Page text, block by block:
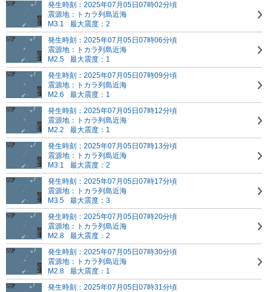
発生時刻：2025年07月05日07時02分頃
震源地：トカラ列島近海
M3.1
最大震度：2
発生時刻：2025年07月05日07時06分頃
震源地：トカラ列島近海
M2.5
最大震度：1
発生時刻：2025年07月05日07時09分頃
震源地：トカラ列島近海
M2.6
最大震度：1
発生時刻：2025年07月05日07時12分頃
震源地：トカラ列島近海
M2.2
最大震度：1
発生時刻：2025年07月05日07時13分頃
震源地：トカラ列島近海
M3.1
最大震度：2
発生時刻：2025年07月05日07時17分頃
震源地：トカラ列島近海
M3.5
最大震度：3
発生時刻：2025年07月05日07時20分頃
震源地：トカラ列島近海
M2.8
最大震度：2
発生時刻：2025年07月05日07時30分頃
震源地：トカラ列島近海
M2.8
最大震度：1
発生時刻：2025年07月05日07時31分頃